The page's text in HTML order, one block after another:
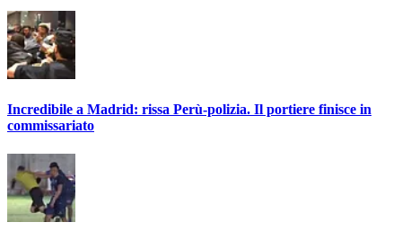
Incredibile a Madrid: rissa Perù-polizia. Il portiere finisce in
commissariato